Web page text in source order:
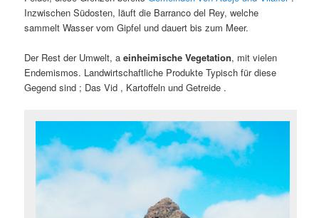
Inzwischen Südosten, läuft die Barranco del Rey, welche
sammelt Wasser vom Gipfel und dauert bis zum Meer.
Der Rest der Umwelt, aeinheimische Vegetation, mit vielen
Endemismos. Landwirtschaftliche Produkte Typisch für diese
Gegend sind ; Das Vid , Kartoffeln und Getreide .